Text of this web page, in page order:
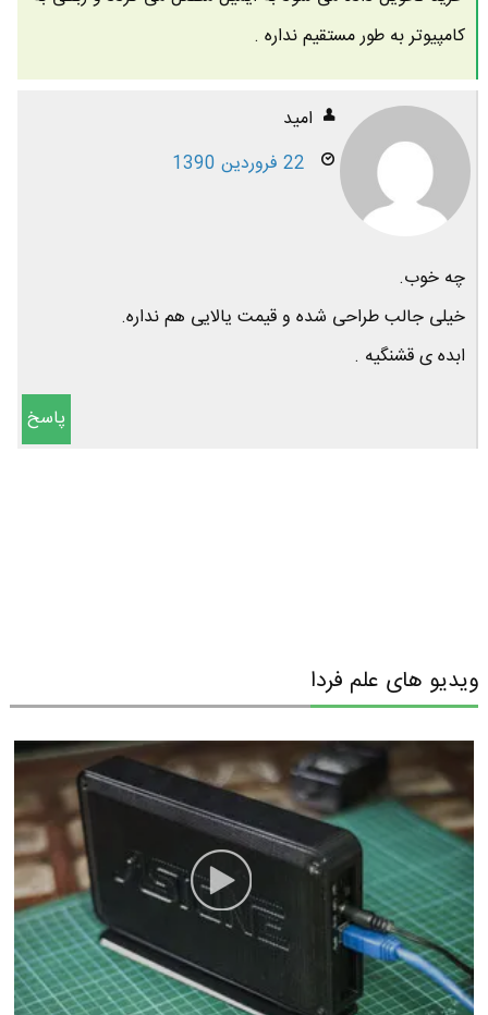
کامپیوتر به طور مستقیم نداره .
امید
22 فروردین 1390
چه خوب.
خیلی جالب طراحی شده و قیمت یالایی هم نداره.
ابده ی قشنگیه .
پاسخ
ویدیو های علم فردا